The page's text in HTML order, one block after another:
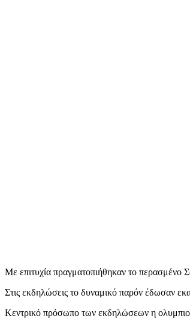
Με επιτυχία πραγματοπιήθηκαν το περασμένο
Στις εκδηλώσεις το δυναμικό παρόν έδωσαν
Κεντρικό πρόσωπο των εκδηλώσεων η